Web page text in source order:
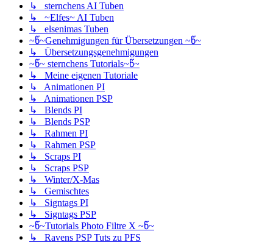
↳ sternchens AI Tuben
↳ ~Elfes~ AI Tuben
↳ elsenimas Tuben
~წ~Genehmigungen für Übersetzungen ~წ~
↳ Übersetzungsgenehmigungen
~წ~ sternchens Tutorials~წ~
↳ Meine eigenen Tutoriale
↳ Animationen PI
↳ Animationen PSP
↳ Blends PI
↳ Blends PSP
↳ Rahmen PI
↳ Rahmen PSP
↳ Scraps PI
↳ Scraps PSP
↳ Winter/X-Mas
↳ Gemischtes
↳ Signtags PI
↳ Signtags PSP
~წ~Tutorials Photo Filtre X ~წ~
↳ Ravens PSP Tuts zu PFS